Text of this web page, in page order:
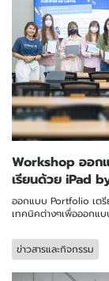
Workshop ออก
เรียนด้วย iPad
ออกแบบ Portfolio เต
เทคนิคต่างๆเพื่อออกแ
ข่าวสารและกิจกรรม